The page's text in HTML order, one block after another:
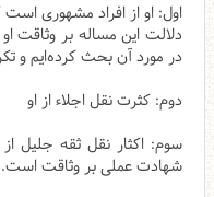
اول: او از افراد مشهوری
دلالت این مساله بر وثاقت
در مورد آن بحث کرده‌ایم و
دوم: کثرت نقل اجلاء از او
سوم: اکثار نقل ثقه جلیل
شهادت عملی بر وثاقت است.